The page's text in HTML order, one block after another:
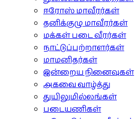
ஈரோஸ் மாவீரர்கள்
தனிக்குழு மாவீரர்கள்
மக்கள் படை வீரர்கள்
நாட்டுப்பற்றாளர்கள்
மாமனிதர்கள்
இன்றைய நினைவுகள்
அகவை வாழ்த்து
துயிலுமில்லங்கள்
படையணிகள்